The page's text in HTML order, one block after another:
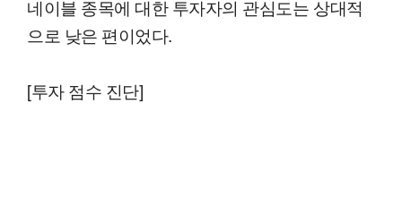
네이블 종목에 대한 투자자의 관심도는 상대적
으로 낮은 편이었다.
[투자 점수 진단]